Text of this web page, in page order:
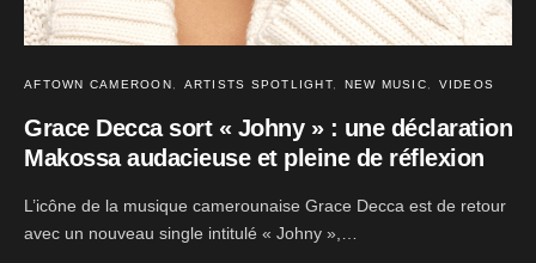
AFTOWN CAMEROON ARTISTS SPOTLIGHT NEW MUSIC VIDEOS
Grace Decca sort « Johny » : une déclaration
Makossa audacieuse et pleine de réflexion
L’icône de la musique camerounaise Grace Decca est de retour
avec un nouveau single intitulé « Johny »,…